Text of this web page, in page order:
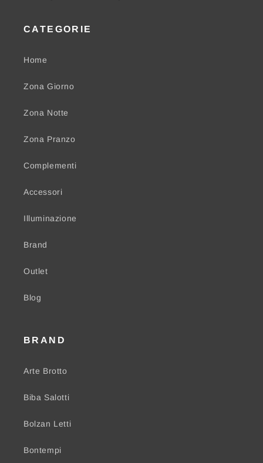
CATEGORIE
Home
Zona Giorno
Zona Notte
Zona Pranzo
Complementi
Accessori
Illuminazione
Brand
Outlet
Blog
BRAND
Arte Brotto
Biba Salotti
Bolzan Letti
Bontempi